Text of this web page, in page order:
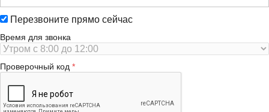
Перезвоните прямо сейчас
Время для звонка
Проверочный код